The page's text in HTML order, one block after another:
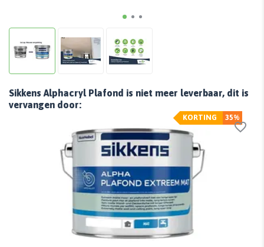
Sikkens Alphacryl Plafond is niet meer leverbaar, dit is
vervangen door:
35%
KORTING